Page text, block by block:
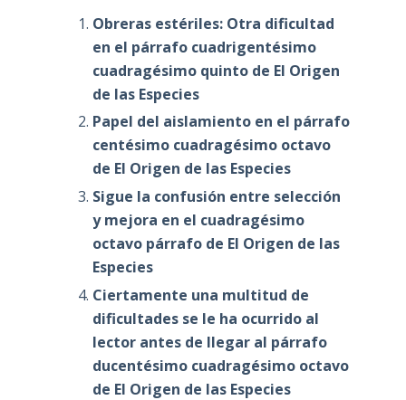
Obreras estériles: Otra dificultad
en el párrafo cuadrigentésimo
cuadragésimo quinto de El Origen
de las Especies
Papel del aislamiento en el párrafo
centésimo cuadragésimo octavo
de El Origen de las Especies
Sigue la confusión entre selección
y mejora en el cuadragésimo
octavo párrafo de El Origen de las
Especies
Ciertamente una multitud de
dificultades se le ha ocurrido al
lector antes de llegar al párrafo
ducentésimo cuadragésimo octavo
de El Origen de las Especies